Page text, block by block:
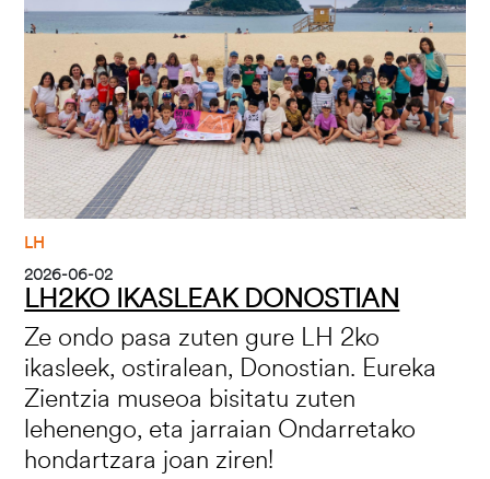
LH
2026-06-02
LH2KO IKASLEAK DONOSTIAN
Ze ondo pasa zuten gure LH 2ko
ikasleek, ostiralean, Donostian. Eureka
Zientzia museoa bisitatu zuten
lehenengo, eta jarraian Ondarretako
hondartzara joan ziren!